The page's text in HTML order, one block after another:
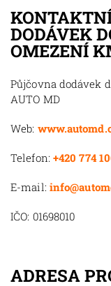
DODÁVEK
OMEZENÍ
Půjčovna dodávek
AUTO MD
Web:
Telefon: +420 774
E-mail:
IČO: 01698010
ADRESA